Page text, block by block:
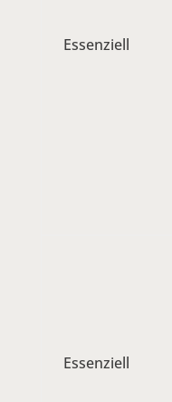
Essenziell
Essenziell